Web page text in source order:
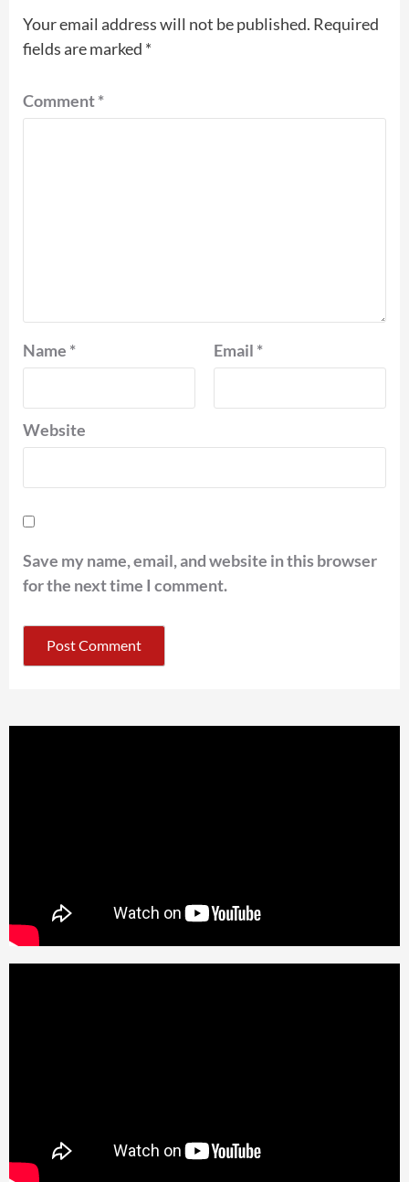
Your email address will not be published. Required
fields are marked *
Comment*
Name * Email *
Website
Save my name, email, and website in this browser
for the next time I comment.